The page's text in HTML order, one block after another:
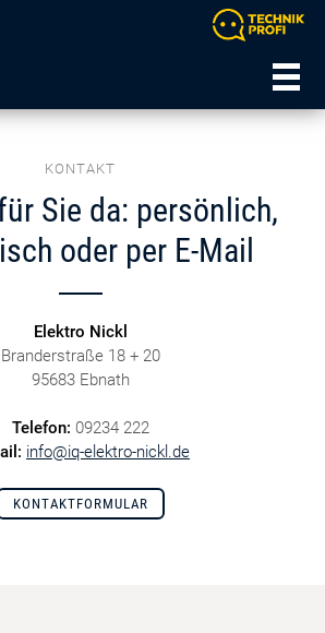
KONTAKT
Sie da: persönlich,
oder per E-Mail
Elektro Nickl
Branderstraße 18 + 20
95683 Ebnath
Telefon: 09234 222
info@iq-elektro-nickl.de
KONTAKTFORMULAR